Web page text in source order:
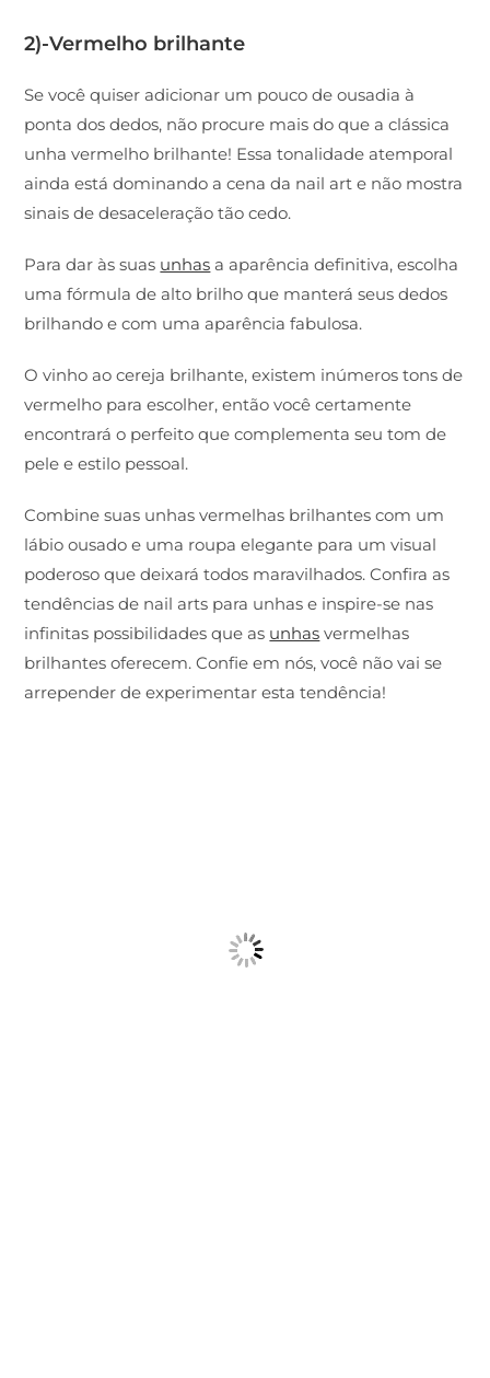
2)-Vermelho brilhante
Se você quiser adicionar um pouco de ousadia à
ponta dos dedos, não procure mais do que a clássica
unha vermelho brilhante! Essa tonalidade atemporal
ainda está dominando a cena da nail art e não mostra
sinais de desaceleração tão cedo.
Para dar às suas unhas a aparência definitiva, escolha
uma fórmula de alto brilho que manterá seus dedos
brilhando e com uma aparência fabulosa.
O vinho ao cereja brilhante, existem inúmeros tons de
vermelho para escolher, então você certamente
encontrará o perfeito que complementa seu tom de
pele e estilo pessoal.
Combine suas unhas vermelhas brilhantes com um
lábio ousado e uma roupa elegante para um visual
poderoso que deixará todos maravilhados. Confira as
tendências de nail arts para unhas e inspire-se nas
infinitas possibilidades que as unhas vermelhas
brilhantes oferecem. Confie em nós, você não vai se
arrepender de experimentar esta tendência!